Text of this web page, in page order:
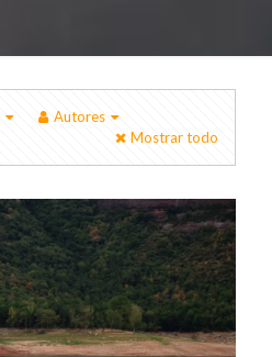
Autores
Mostrar todo